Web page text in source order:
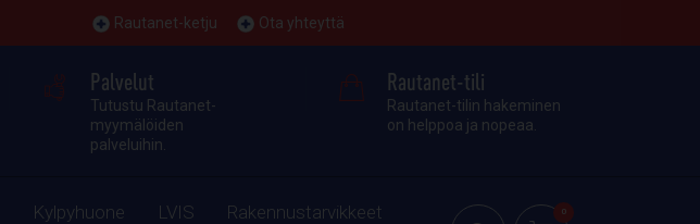
Rautanet-ketju Ota yhteyttä
Palvelut
Tutustu Rautanet-
myymälöiden
palveluihin.
Rautanet-tili
Rautanet-tilin hakeminen
on helppoa ja nopeaa.
Kylpyhuone LVIS
Rakennustarvikkeet
0